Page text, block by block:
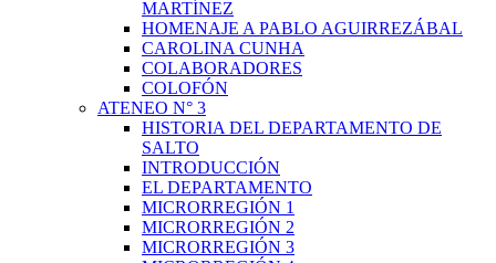
MARTÍNEZ
HOMENAJE A PABLO AGUIRREZÁBAL
CAROLINA CUNHA
COLABORADORES
COLOFÓN
ATENEO N° 3
HISTORIA DEL DEPARTAMENTO DE
SALTO
INTRODUCCIÓN
EL DEPARTAMENTO
MICRORREGIÓN 1
MICRORREGIÓN 2
MICRORREGIÓN 3